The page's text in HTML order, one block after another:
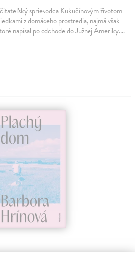
sprievodca Kukučínovým životom
z domáceho prostredia, najmä však
napísal po odchode do Južnej Ameriky.…